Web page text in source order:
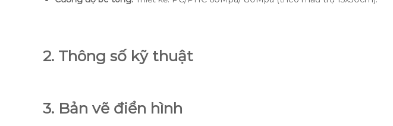
2. Thông số kỹ thuật
3. Bản vẽ điển hình